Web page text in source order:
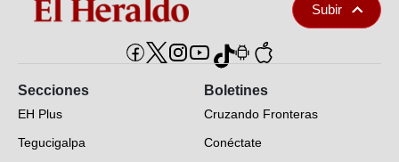
Subir
Secciones
EH Plus
Tegucigalpa
Boletines
Cruzando Fronteras
Conéctate